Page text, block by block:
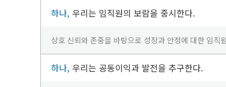
하나, 우리는 임직원의 보람을 중시한다.
상호 신뢰와 존중을 바탕으로 성장과 안정에 대한 임
하나, 우리는 공동이익과 발전을 추구한다.